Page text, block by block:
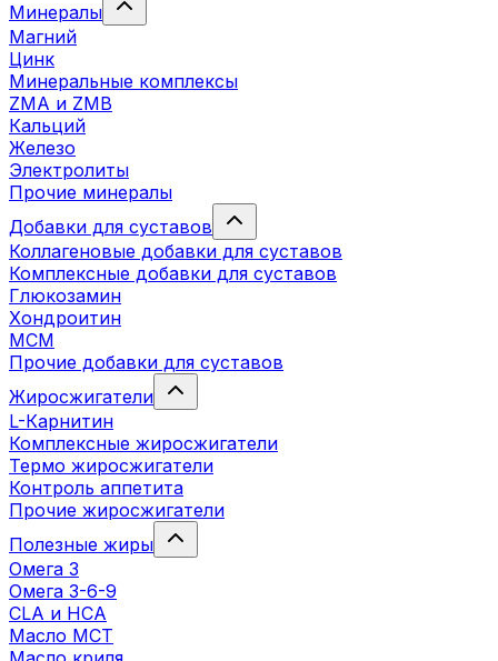
Минералы
Магний
Цинк
Минеральные комплексы
ZMA и ZMB
Кальций
Железо
Электролиты
Прочие минералы
Добавки для суставов
Коллагеновые добавки для суставов
Комплексные добавки для суставов
Глюкозамин
Хондроитин
MCM
Прочие добавки для суставов
Жиросжигатели
L-Карнитин
Комплексные жиросжигатели
Термо жиросжигатели
Контроль аппетита
Прочие жиросжигатели
Полезные жиры
Омега 3
Омега 3-6-9
CLA и HCA
Масло МСТ